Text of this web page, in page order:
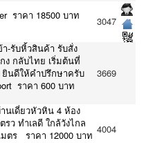
ราคา 18500 บาท 3047
-รับหิ้วสินค้า รับสั่ง
ง กลับไทย เริ่มต้นที่
ยินดีให้คำปรึกษาครับ
ราคา 600 บาท
3669
นเดี่ยวหัวหิน 4 ห้อง
ว ทำเลดี ใกล้วังไกล
มตร ราคา 12000 บาท 4004